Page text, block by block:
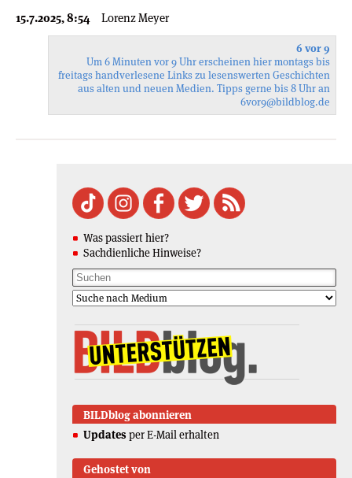
15.7.2025, 8:54 Lorenz Meyer
6 vor 9
Um 6 Minuten vor 9 Uhr erscheinen hier montags bis
freitags handverlesene Links zu lesenswerten Geschichten
aus alten und neuen Medien. Tipps gerne bis 8 Uhr an
6vor9@bildblog.de
Was passiert hier?
Sachdienliche Hinweise?
BILDblog abonnieren
Updates per E-Mail erhalten
Gehostet von